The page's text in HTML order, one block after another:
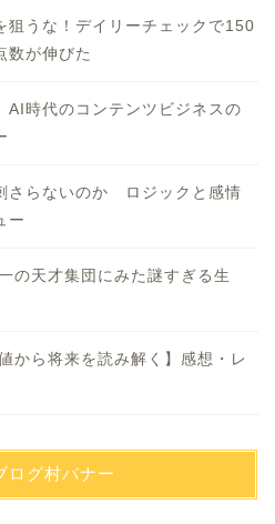
狙うな！デイリーチェックで150
数が伸びた
AI時代のコンテンツビジネスの
さらないのか ロジックと感情
ー
の天才集団にみた謎すぎる生
から将来を読み解く】感想・レ
ログ村バナー